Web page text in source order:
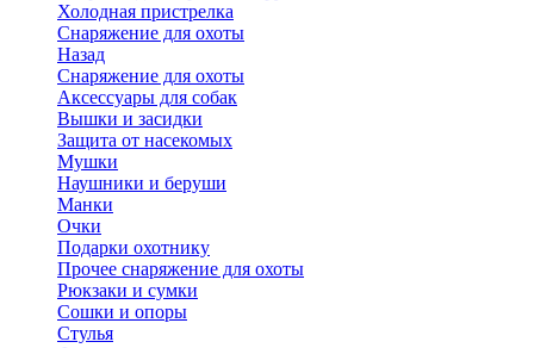
Холодная пристрелка
Снаряжение для охоты
Назад
Снаряжение для охоты
Аксессуары для собак
Вышки и засидки
Защита от насекомых
Мушки
Наушники и беруши
Манки
Очки
Подарки охотнику
Прочее снаряжение для охоты
Рюкзаки и сумки
Сошки и опоры
Стулья